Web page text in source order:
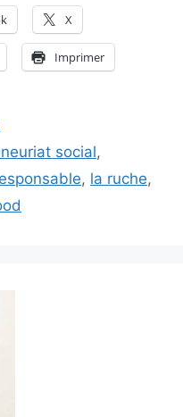
X
Imprimer
social,
, la ruche,